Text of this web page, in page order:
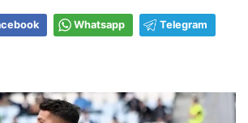
Whatsapp Telegram